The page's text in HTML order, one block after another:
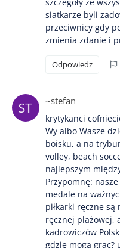
szczegóły że
siatkarze byli
przeciwnicy gdy
zmienia zdanie i
Odpowiedz
~stefan
krytykanci
Wy albo Wasze
boisku, a na
volley, beach
najlepszym
Przypomnę:
medale na
piłkarki ręczne
ręcznej plażowej,
kadrowiczów
gdzie mogą grac?